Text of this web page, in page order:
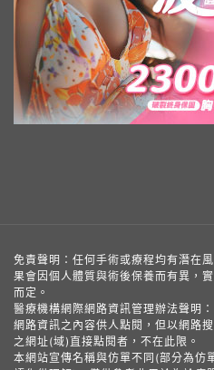
免責聲明：任何手術或療程均有潛在
果會因個人體質與術後保養而有異，
而定。
醫療機構網際網路資訊管理辦法聲明
網路資訊之內容供人點閱，但以網路
之網址(域)直接點閱者，不在此限。
本網站宣傳名稱與仿單不同(部分為仿